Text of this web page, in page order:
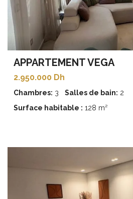
APPARTEMENT VEGA
2.950.000 Dh
Chambres: 3 Salles de bain: 2
Surface habitable : 128 m²